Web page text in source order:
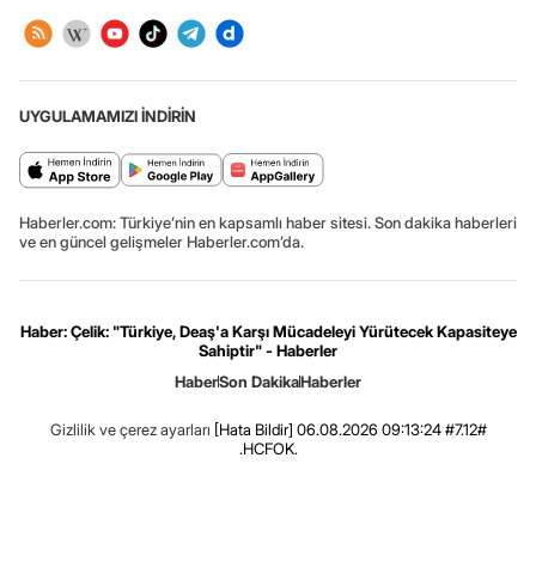
UYGULAMAMIZI İNDİRİN
Haberler.com: Türkiye’nin en kapsamlı haber sitesi. Son dakika haberleri
ve en güncel gelişmeler Haberler.com’da.
Haber: Çelik: "Türkiye, Deaş'a Karşı Mücadeleyi Yürütecek Kapasiteye
Sahiptir" - Haberler
HaberSon DakikaHaberler
Gizlilik ve çerez ayarları [Hata Bildir] 06.08.2026 09:13:24 #7.12#
.HCFOK.